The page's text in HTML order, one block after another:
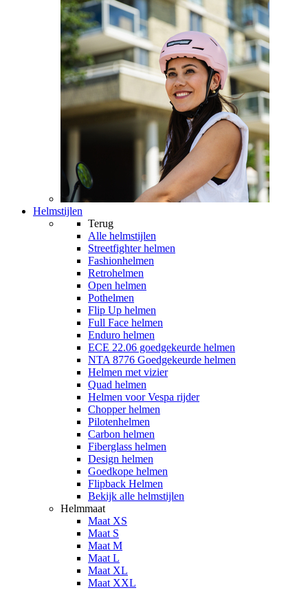
Helmstijlen
Terug
Alle helmstijlen
Streetfighter helmen
Fashionhelmen
Retrohelmen
Open helmen
Pothelmen
Flip Up helmen
Full Face helmen
Enduro helmen
ECE 22.06 goedgekeurde helmen
NTA 8776 Goedgekeurde helmen
Helmen met vizier
Quad helmen
Helmen voor Vespa rijder
Chopper helmen
Pilotenhelmen
Carbon helmen
Fiberglass helmen
Design helmen
Goedkope helmen
Flipback Helmen
Bekijk alle helmstijlen
Helmmaat
Maat XS
Maat S
Maat M
Maat L
Maat XL
Maat XXL